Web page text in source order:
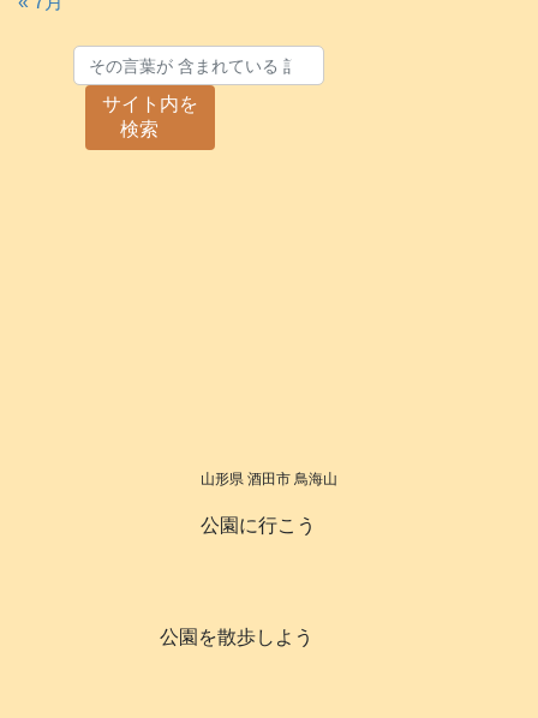
サイト内を
検索
山形県 酒田市 鳥海山
公園に行こう
公園を散歩しよう